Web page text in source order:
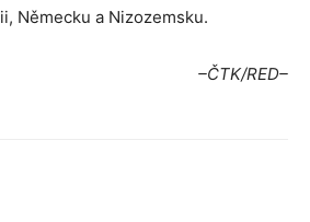
Německu a Nizozemsku.
–ČTK/RED–